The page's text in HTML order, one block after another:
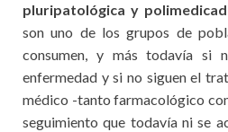
pluripatológica y
son uno de los grupos de
consumen, y más todavía si
enfermedad y si no siguen el
médico -tanto farmacológico
seguimiento que todavía ni se